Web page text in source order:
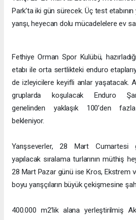
Park’ta iki gün sürecek. Üç test etabının
yarışı, heyecan dolu mücadelelere ev
Fethiye Orman Spor Kulübü,
etabı ile orta sertlikteki enduro
de izleyicilere keyifli anlar yaşatacak.
gruplarda koşulacak Enduro
genelinden yaklaşık 100’den fazla
bekleniyor.
Yarışseverler, 28 Mart
yapılacak sıralama turlarının müthiş
28 Mart Pazar günü ise Kros, Ekstrem
boyu yarışçıların büyük çekişmesine
400.000 m2’lik alana yerleştirilmiş